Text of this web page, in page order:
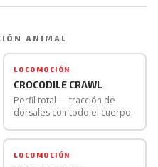
la posición de
compresión en la
con series muy
activamente que la
y progresar
el ejercicio,
profesional.
ANIMAL
LOCOMOCIÓN
CROCODILE CRAWL
Perfil total — tracción de
dorsales con todo el cuerpo.
LOCOMOCIÓN